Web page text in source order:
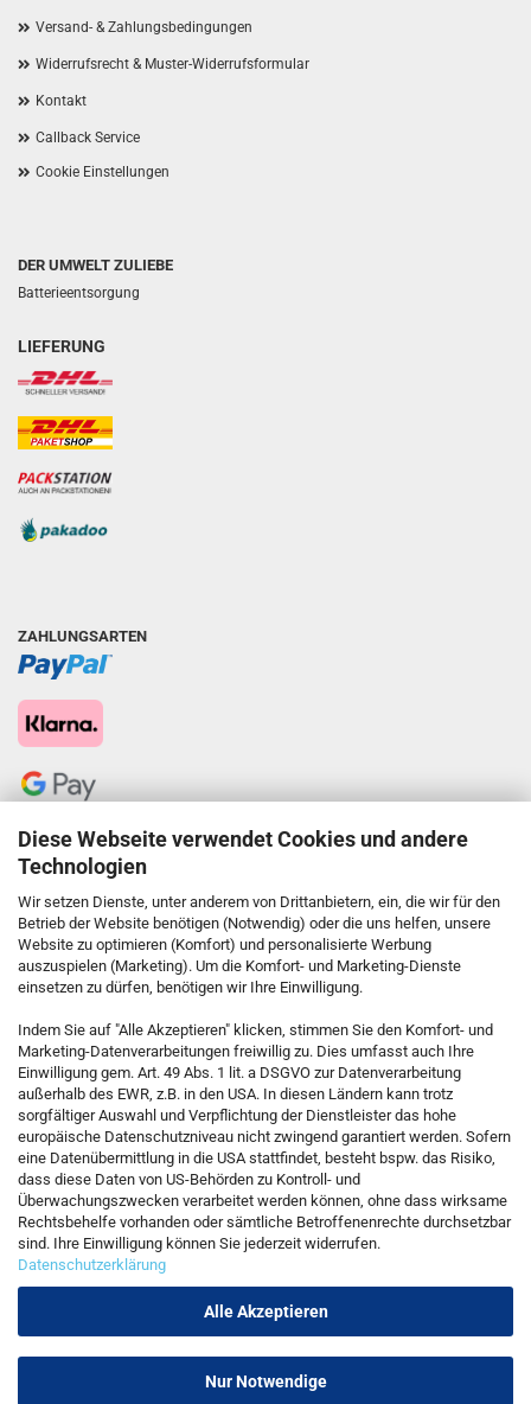
Diese Webseite verwendet Cookies und andere
Technologien
Wir setzen Dienste, unter anderem von Drittanbietern, ein, die wir für den
Betrieb der Website benötigen (Notwendig) oder die uns helfen, unsere
Website zu optimieren (Komfort) und personalisierte Werbung
auszuspielen (Marketing). Um die Komfort- und Marketing-Dienste
einsetzen zu dürfen, benötigen wir Ihre Einwilligung.
Indem Sie auf "Alle Akzeptieren" klicken, stimmen Sie den Komfort- und
Marketing-Datenverarbeitungen freiwillig zu. Dies umfasst auch Ihre
Einwilligung gem. Art. 49 Abs. 1 lit. a DSGVO zur Datenverarbeitung
außerhalb des EWR, z.B. in den USA. In diesen Ländern kann trotz
sorgfältiger Auswahl und Verpflichtung der Dienstleister das hohe
europäische Datenschutzniveau nicht zwingend garantiert werden. Sofern
eine Datenübermittlung in die USA stattfindet, besteht bspw. das Risiko,
dass diese Daten von US-Behörden zu Kontroll- und
Überwachungszwecken verarbeitet werden können, ohne dass wirksame
Rechtsbehelfe vorhanden oder sämtliche Betroffenenrechte durchsetzbar
sind. Ihre Einwilligung können Sie jederzeit widerrufen.
Datenschutzerklärung
Alle Akzeptieren
Nur Notwendige
Versand- & Zahlungsbedingungen
Widerrufsrecht & Muster-Widerrufsformular
Kontakt
Callback Service
Cookie Einstellungen
DER UMWELT ZULIEBE
Batterieentsorgung
LIEFERUNG
ZAHLUNGSARTEN
KONTAKT
Kostenfreie Service-Hotline
0800 5892815
Callback Service
Kontaktformular